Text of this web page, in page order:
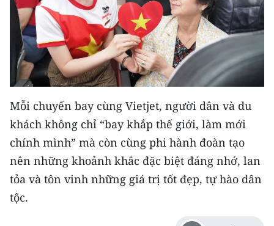
Mỗi chuyến bay cùng Vietjet, người dân và du
khách không chỉ “bay khắp thế giới, làm mới
chính mình” mà còn cùng phi hành đoàn tạo
nên những khoảnh khắc đặc biệt đáng nhớ, lan
tỏa và tôn vinh những giá trị tốt đẹp, tự hào dân
tộc.